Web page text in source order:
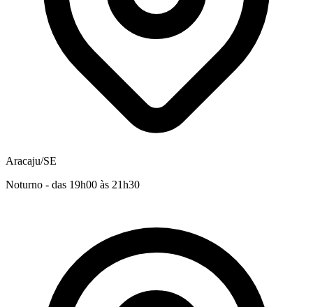
Aracaju/SE
Noturno - das 19h00 às 21h30